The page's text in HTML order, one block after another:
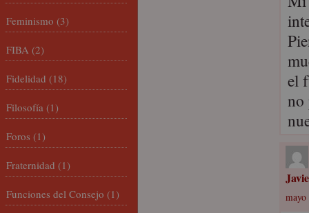
el
no
mayo
Feminismo (3)
FIBA (2)
Fidelidad (18)
Filosofía (1)
Foros (1)
Fraternidad (1)
Funciones del Consejo (1)